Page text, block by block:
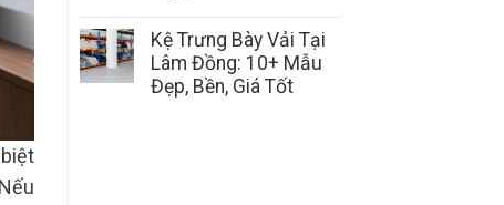
Kệ Trưng Bày Vải Tại
Lâm Đồng: 10+ Mẫu
Đẹp, Bền, Giá Tốt